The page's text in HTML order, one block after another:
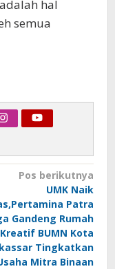
hal
semua
Pos berikutnya
UMK Naik
Patra
Gandeng Rumah
Kreatif BUMN Kota
Tingkatkan
Mitra Binaan